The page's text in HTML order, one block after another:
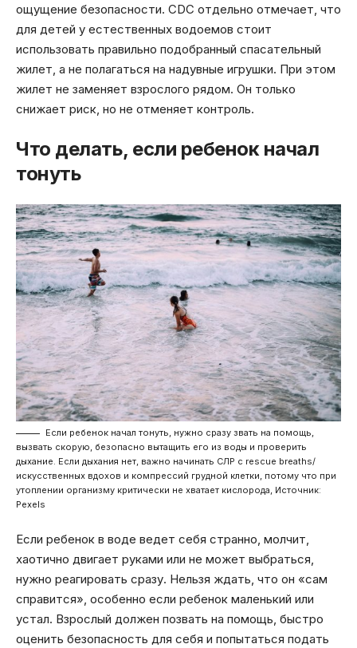
ощущение безопасности. CDC отдельно отмечает, что
для детей у естественных водоемов стоит
использовать правильно подобранный спасательный
жилет, а не полагаться на надувные игрушки. При этом
жилет не заменяет взрослого рядом. Он только
снижает риск, но не отменяет контроль.
Что делать, если ребенок начал
тонуть
Если ребенок начал тонуть, нужно сразу звать на помощь,
вызвать скорую, безопасно вытащить его из воды и проверить
дыхание. Если дыхания нет, важно начинать СЛР с rescue breaths/
искусственных вдохов и компрессий грудной клетки, потому что при
утоплении организму критически не хватает кислорода, Источник:
Pexels
Если ребенок в воде ведет себя странно, молчит,
хаотично двигает руками или не может выбраться,
нужно реагировать сразу. Нельзя ждать, что он «сам
справится», особенно если ребенок маленький или
устал. Взрослый должен позвать на помощь, быстро
оценить безопасность для себя и попытаться подать